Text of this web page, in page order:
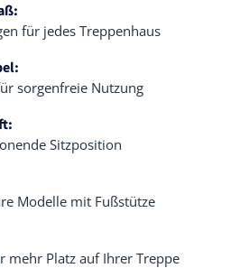
für jedes Treppenhaus
sorgenfreie Nutzung
Sitzposition
Modelle mit Fußstütze
mehr Platz auf Ihrer Treppe